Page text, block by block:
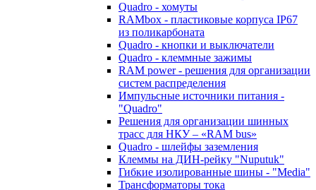
Quadro - хомуты
RAMbox - пластиковые корпуса IP67
из поликарбоната
Quadro - кнопки и выключатели
Quadro - клеммные зажимы
RAM power - решения для организации
систем распределения
Импульсные источники питания -
"Quadro"
Решения для организации шинных
трасс для НКУ – «RAM bus»
Quadro - шлейфы заземления
Клеммы на ДИН-рейку "Nuputuk"
Гибкие изолированные шины - "Media"
Трансформаторы тока